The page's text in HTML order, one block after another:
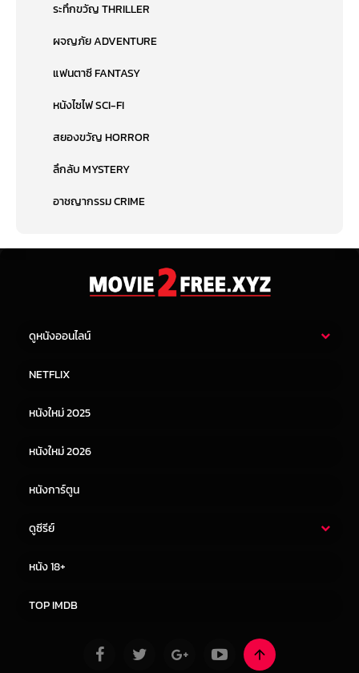
ระทึกขวัญ THRILLER
ผจญภัย ADVENTURE
แฟนตาซี FANTASY
หนังไซไฟ SCI-FI
สยองขวัญ HORROR
ลึกลับ MYSTERY
อาชญากรรม CRIME
ดูหนังออนไลน์
หนังจีน
NETFLIX
หนังใหม่ 2025
หนังใหม่ 2026
หนังการ์ตูน
ดูซีรีย์
หนัง 18+
TOP IMDB